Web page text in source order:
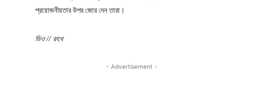
প্রয়োজনীয়তার উপর জোর দেন তারা।
ডিও // রহখ
- Advertisement -